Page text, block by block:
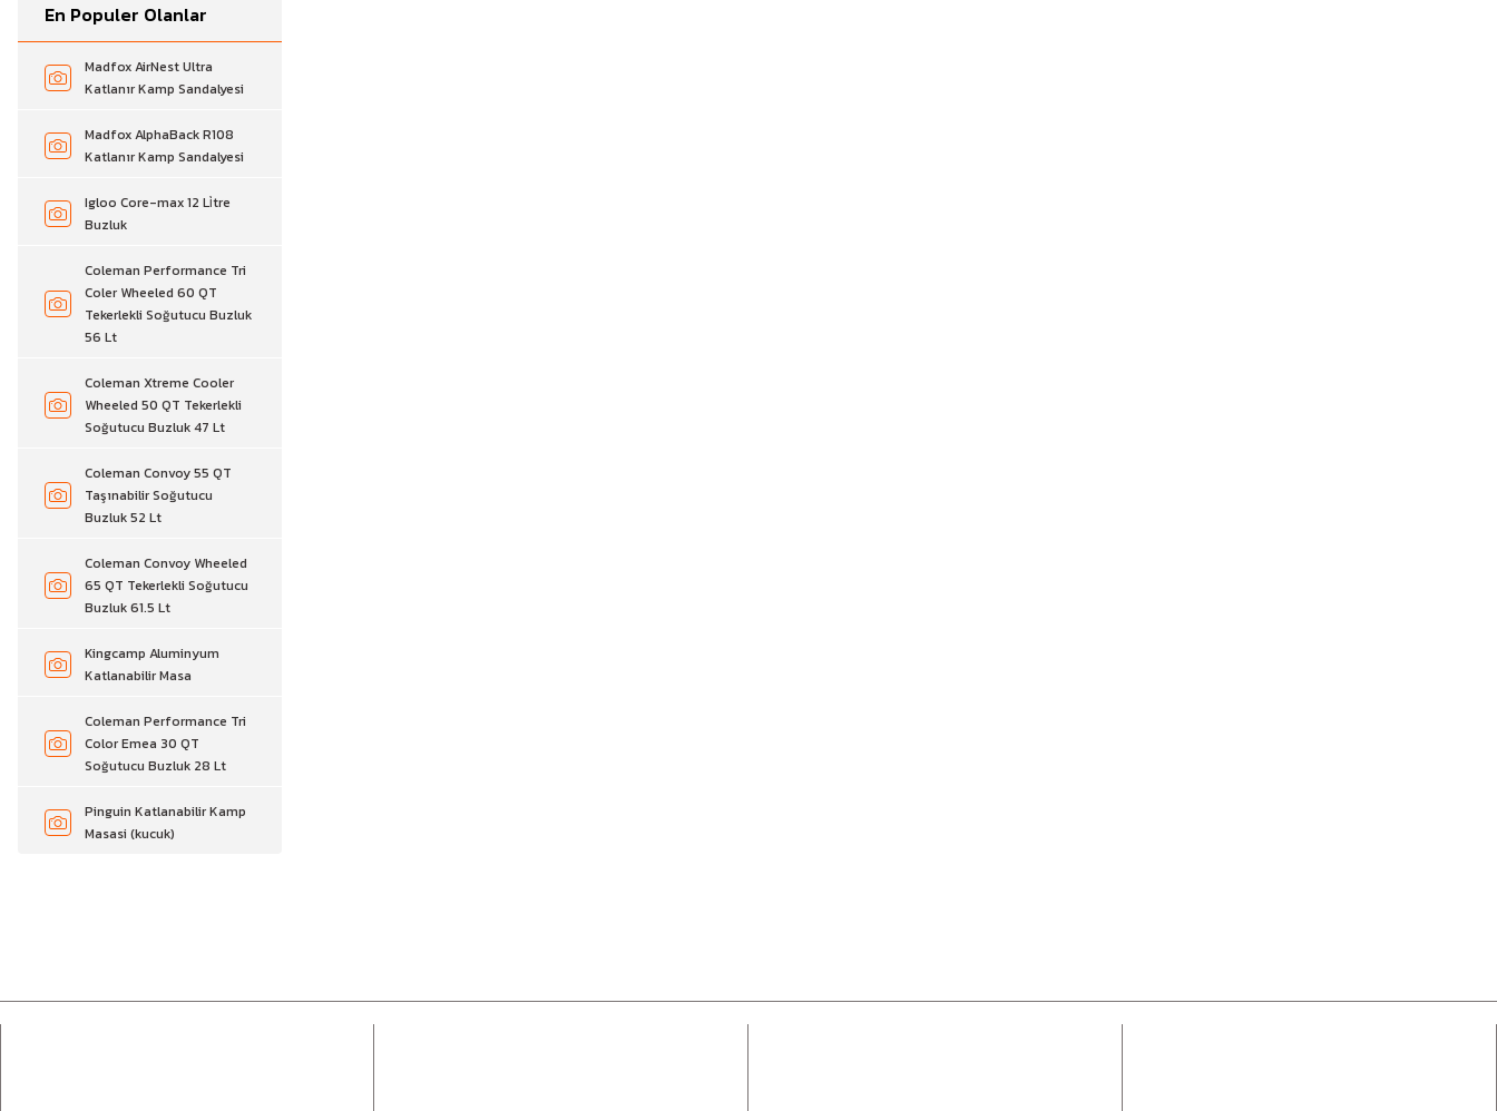
En Populer Olanlar
Madfox AirNest Ultra
Katlanır Kamp Sandalyesi
Madfox AlphaBack R108
Katlanır Kamp Sandalyesi
Igloo Core-max 12 Li̇tre
Buzluk
Coleman Performance Tri
Coler Wheeled 60 QT
Tekerlekli Soğutucu Buzluk
56 Lt
Coleman Xtreme Cooler
Wheeled 50 QT Tekerlekli
Soğutucu Buzluk 47 Lt
Coleman Convoy 55 QT
Taşınabilir Soğutucu
Buzluk 52 Lt
Coleman Convoy Wheeled
65 QT Tekerlekli Soğutucu
Buzluk 61.5 Lt
Kingcamp Aluminyum
Katlanabilir Masa
Coleman Performance Tri
Color Emea 30 QT
Soğutucu Buzluk 28 Lt
Pinguin Katlanabilir Kamp
Masasi (kucuk)